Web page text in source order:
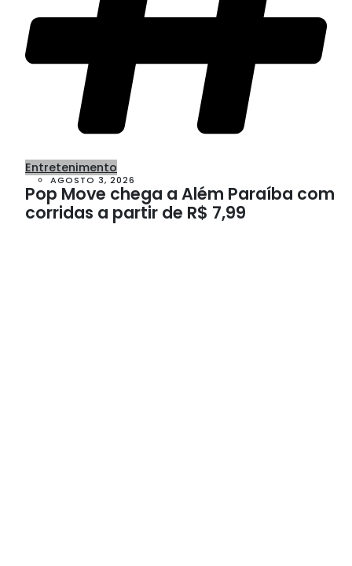
Entretenimento
AGOSTO 3, 2026
Pop Move chega a Além Paraíba com
corridas a partir de R$ 7,99